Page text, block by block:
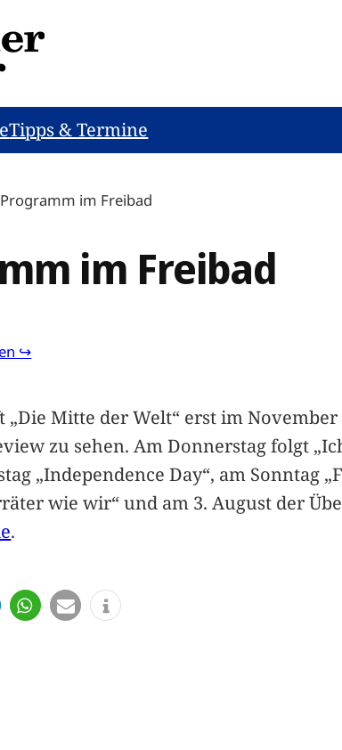
Tipps & Termine
im Freibad
im Freibad
↪
Mitte der Welt“ erst im
zu sehen. Am Donnerstag folgt
„Independence Day“, am
wie wir“ und am 3. August der
.